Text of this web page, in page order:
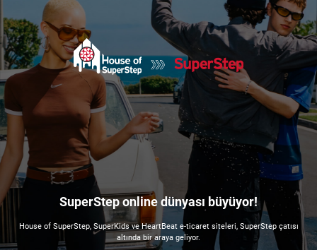
SuperStep online dünyası büyüyor!
House of SuperStep, SuperKids ve HeartBeat e-ticaret siteleri, SuperStep çatısı
altında bir araya geliyor.